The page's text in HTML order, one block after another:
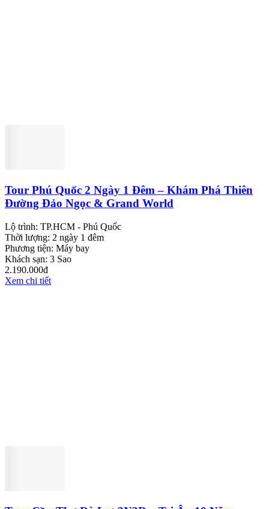
Tour Phú Quốc 2 Ngày 1 Đêm – Khám Phá Thiên
Đường Đảo Ngọc & Grand World
Lộ trình: TP.HCM - Phú Quốc
Thời lượng: 2 ngày 1 đêm
Phương tiện: Máy bay
Khách sạn: 3 Sao
2.190.000đ
Xem chi tiết